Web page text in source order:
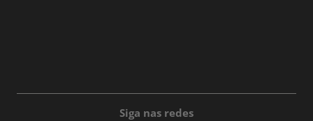
Siga nas redes